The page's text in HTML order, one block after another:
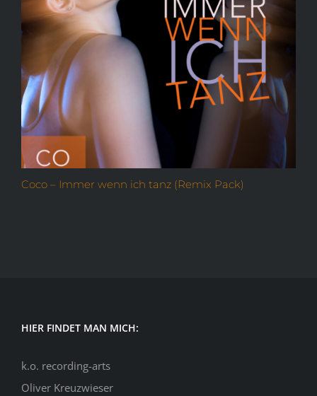
Coco – Immer wenn ich tanz (Remix Pack)
HIER FINDET MAN MICH:
k.o. recording-arts
Oliver Kreuzwieser